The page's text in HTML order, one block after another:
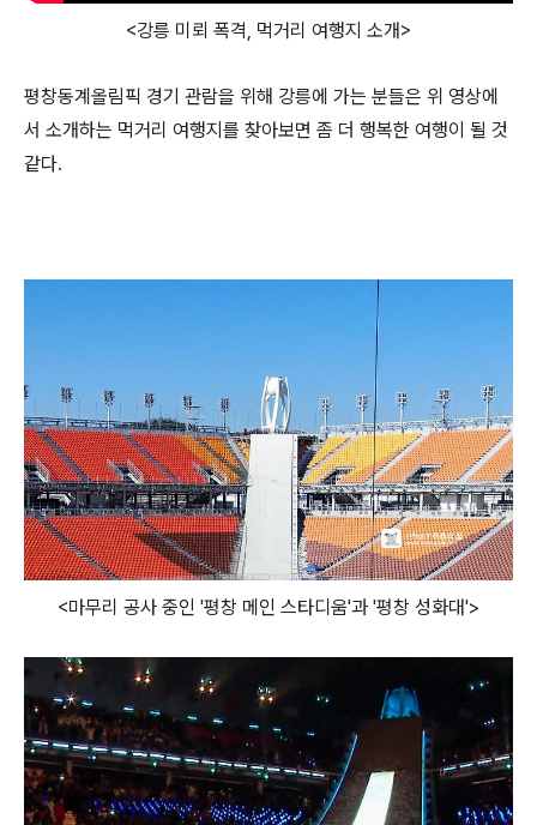
<강릉 미뢰 폭격, 먹거리 여행지 소개>
평창동계올림픽 경기 관람을 위해 강릉에 가는 분들은 위 영상에
서 소개하는 먹거리 여행지를 찾아보면 좀 더 행복한 여행이 될 것
같다.
<마무리 공사 중인 '평창 메인 스타디움'과 '평창 성화대'>